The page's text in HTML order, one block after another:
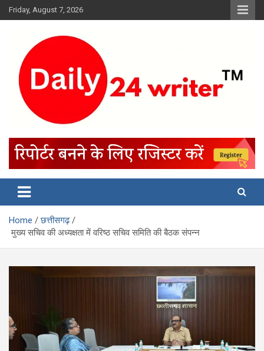
Skip
to
Friday, August 7, 2026
Home
छत्तीसगढ़
मुख्य सचिव की अध्यक्षता में वरिष्ठ सचिव समिति की बैठक संपन्न